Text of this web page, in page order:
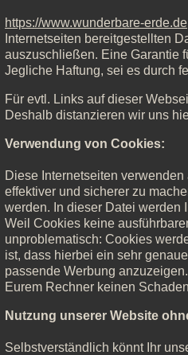
https://www.wunderbare-erde.de
Internetseiten bereitgestellten
auszuschließen. Eine Garantie
Jegliche Haftung, sei es durch
Für evtl. Links auf dieser
Deshalb distanzieren wir uns
Verwendung von Cookies:
Diese Internetseiten
effektiver und sicherer zu
werden. In dieser Datei werden
Weil Cookies keine
unproblematisch: Cookies
ist, dass hierbei ein sehr
passende Werbung
Eurem Rechner keinen
Nutzung unserer Website
Selbstverständlich könnt Ihr